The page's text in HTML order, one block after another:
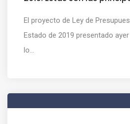
El proyecto de Ley de
Estado de 2019 presentado
lo...